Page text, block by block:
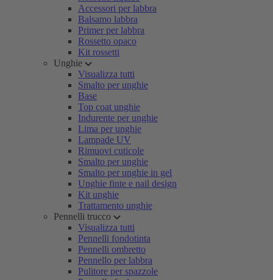
Accessori per labbra
Balsamo labbra
Primer per labbra
Rossetto opaco
Kit rossetti
Unghie
Visualizza tutti
Smalto per unghie
Base
Top coat unghie
Indurente per unghie
Lima per unghie
Lampade UV
Rimuovi cuticole
Smalto per unghie
Smalto per unghie in gel
Unghie finte e nail design
Kit unghie
Trattamento unghie
Pennelli trucco
Visualizza tutti
Pennelli fondotinta
Pennelli ombretto
Pennello per labbra
Pulitore per spazzole